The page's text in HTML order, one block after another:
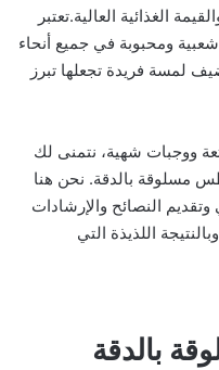
الغذائية العالية.تعتبر
ومحبوبة في جميع أنحاء
لمسة فريدة تجعلها تبرز
ووجبات شهية، نتمنى لك
مسلوقة بالدقة. نحن هنا
النصائح والإرشادات
اللذيذة التي
بالدقة